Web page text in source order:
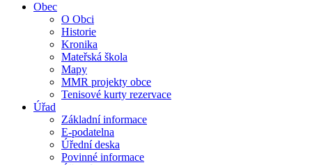
Obec
O Obci
Historie
Kronika
Mateřská škola
Mapy
MMR projekty obce
Tenisové kurty rezervace
Úřad
Základní informace
E-podatelna
Úřední deska
Povinné informace